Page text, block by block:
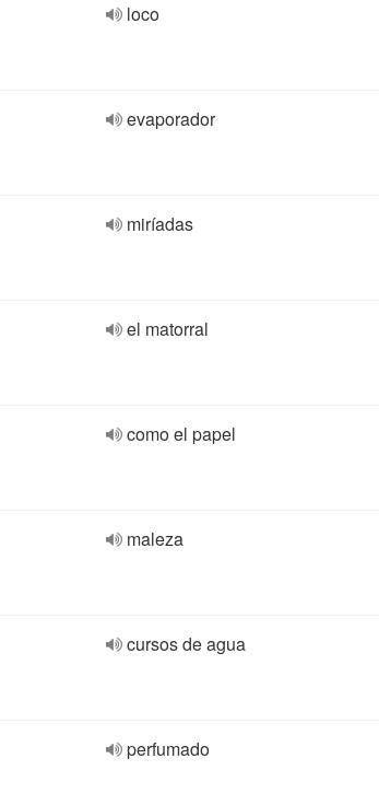
loco
evaporador
miríadas
el matorral
como el papel
maleza
cursos de agua
perfumado